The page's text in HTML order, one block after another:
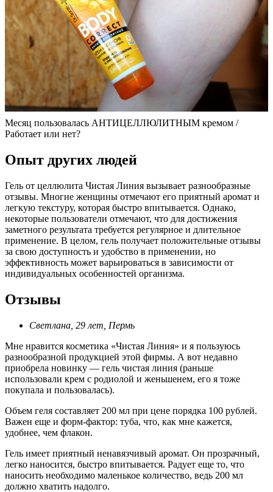
Месяц пользовалась АНТИЦЕЛЛЮЛИТНЫМ кремом /
Работает или нет?
Опыт других людей
Гель от целлюлита Чистая Линия вызывает разнообразные
отзывы. Многие женщины отмечают его приятный аромат и
легкую текстуру, которая быстро впитывается. Однако,
некоторые пользователи отмечают, что для достижения
заметного результата требуется регулярное и длительное
применение. В целом, гель получает положительные отзывы
за свою доступность и удобство в применении, но
эффективность может варьироваться в зависимости от
индивидуальных особенностей организма.
Отзывы
Светлана, 29 лет, Пермь
Мне нравится косметика «Чистая Линия» и я пользуюсь
разнообразной продукцией этой фирмы. А вот недавно
приобрела новинку — гель чистая линия (раньше
использовали крем с родиолой и женьшенем, его я тоже
покупала и пользовалась).
Объем геля составляет 200 мл при цене порядка 100 рублей.
Важен еще и форм-фактор: туба, что, как мне кажется,
удобнее, чем флакон.
Гель имеет приятный ненавязчивый аромат. Он прозрачный,
легко наносится, быстро впитывается. Радует еще то, что
наносить необходимо маленькое количество, ведь 200 мл
должно хватить надолго.